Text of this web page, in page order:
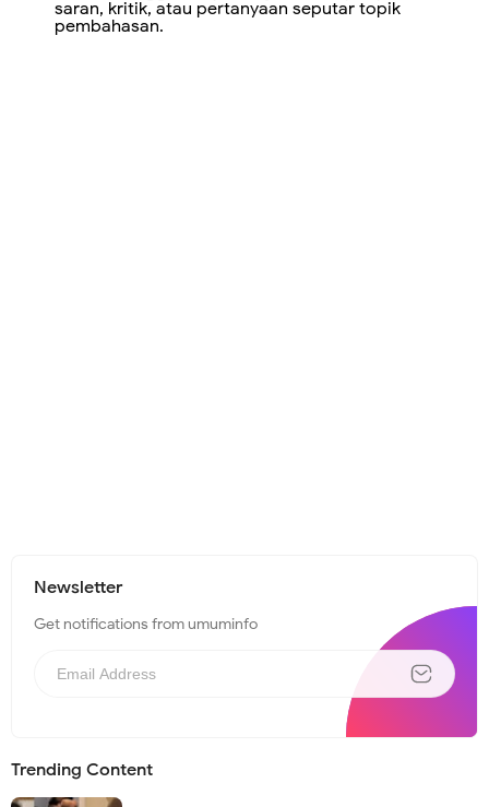
saran, kritik, atau pertanyaan seputar topik
pembahasan.
Newsletter
Get notifications from umuminfo
Trending Content